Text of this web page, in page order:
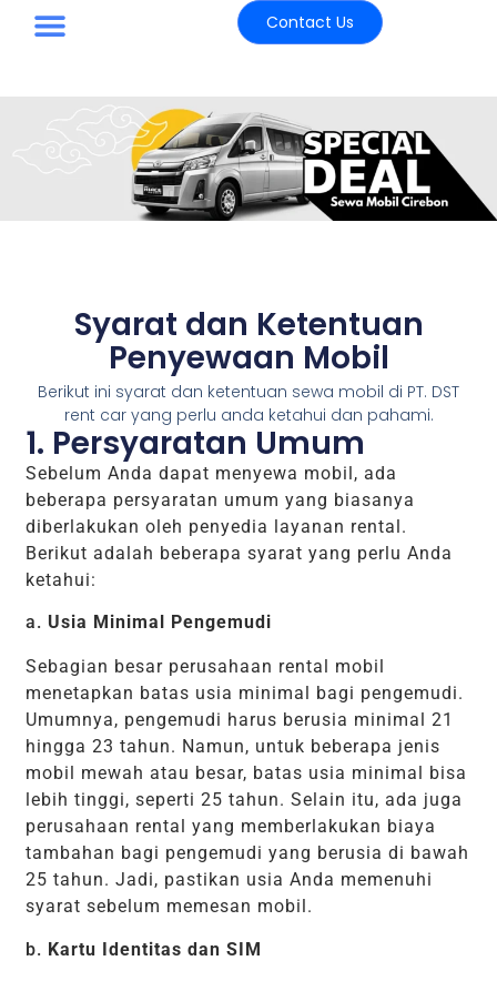
Contact Us
Syarat dan Ketentuan
Penyewaan Mobil
Berikut ini syarat dan ketentuan sewa mobil di PT. DST
rent car yang perlu anda ketahui dan pahami.
1. Persyaratan Umum
Sebelum Anda dapat menyewa mobil, ada
beberapa persyaratan umum yang biasanya
diberlakukan oleh penyedia layanan rental.
Berikut adalah beberapa syarat yang perlu Anda
ketahui:
a. Usia Minimal Pengemudi
Sebagian besar perusahaan rental mobil
menetapkan batas usia minimal bagi pengemudi.
Umumnya, pengemudi harus berusia minimal 21
hingga 23 tahun. Namun, untuk beberapa jenis
mobil mewah atau besar, batas usia minimal bisa
lebih tinggi, seperti 25 tahun. Selain itu, ada juga
perusahaan rental yang memberlakukan biaya
tambahan bagi pengemudi yang berusia di bawah
25 tahun. Jadi, pastikan usia Anda memenuhi
syarat sebelum memesan mobil.
b. Kartu Identitas dan SIM